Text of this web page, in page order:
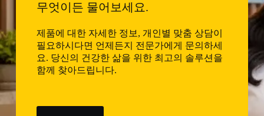
무엇이든 물어보세요.
제품에 대한 자세한 정보, 개인별 맞춤 상담이
필요하시다면 언제든지 전문가에게 문의하세
요. 당신의 건강한 삶을 위한 최고의 솔루션을
함께 찾아드립니다.